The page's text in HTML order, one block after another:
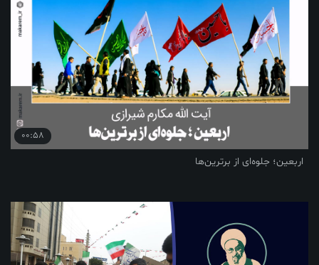
00:58
اربعین؛ جلوه‌ای از برترین‌ها